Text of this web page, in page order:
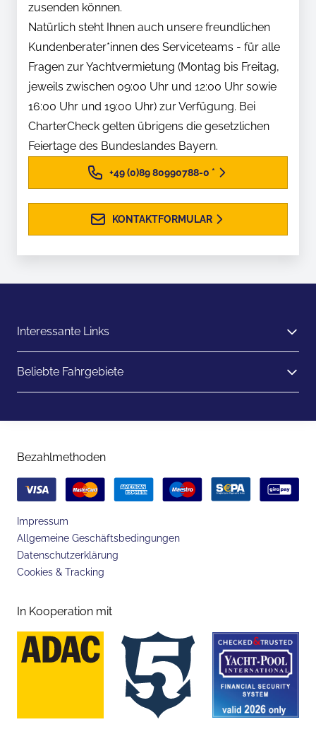
zusenden können.
Natürlich steht Ihnen auch unsere freundlichen
Kundenberater*innen des Serviceteams - für alle
Fragen zur Yachtvermietung (Montag bis Freitag,
jeweils zwischen 09:00 Uhr und 12:00 Uhr sowie
16:00 Uhr und 19:00 Uhr) zur Verfügung. Bei
CharterCheck gelten übrigens die gesetzlichen
Feiertage des Bundeslandes Bayern.
+49 (0)89 80990788-0 *
KONTAKTFORMULAR
Interessante Links
Beliebte Fahrgebiete
Bezahlmethoden
Impressum
Allgemeine Geschäftsbedingungen
Datenschutzerklärung
Cookies & Tracking
In Kooperation mit